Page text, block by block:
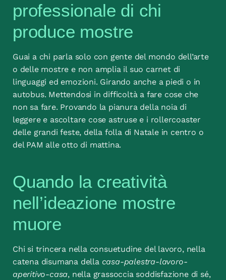
professionale di chi
produce mostre
Guai a chi parla solo con gente del mondo dell’arte
o delle mostre e non amplia il suo carnet di
linguaggi ed emozioni. Girando anche a piedi o in
autobus. Mettendosi in difficoltà a fare cose che
non sa fare. Provando la pianura della noia di
leggere e ascoltare cose astruse e i rollercoaster
delle grandi feste, della folla di Natale in centro o
del PAM alle otto di mattina.
Quando la creatività
nell’ideazione mostre
muore
Chi si trincera nella consuetudine del lavoro, nella
catena disumana della casa-palestra-lavoro-
aperitivo-casa, nella grassoccia soddisfazione di sé,